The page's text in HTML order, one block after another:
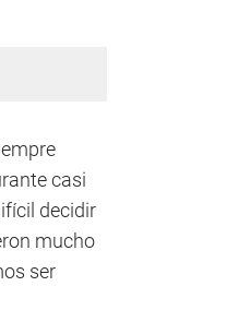
casi
decidir
mucho
ser